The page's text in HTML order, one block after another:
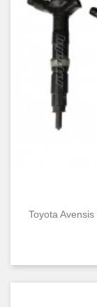
Toyota Avensis